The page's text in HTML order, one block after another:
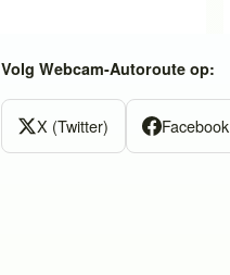
Volg Webcam-Autoroute op:
X (Twitter) Facebook